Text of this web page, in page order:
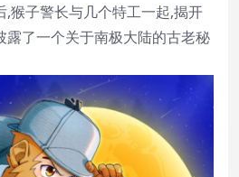
,猴子警长与几个特工一起,揭开
露了一个关于南极大陆的古老秘